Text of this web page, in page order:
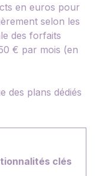
en euros pour
selon les
des forfaits
€ par mois (en
des plans dédiés
clés